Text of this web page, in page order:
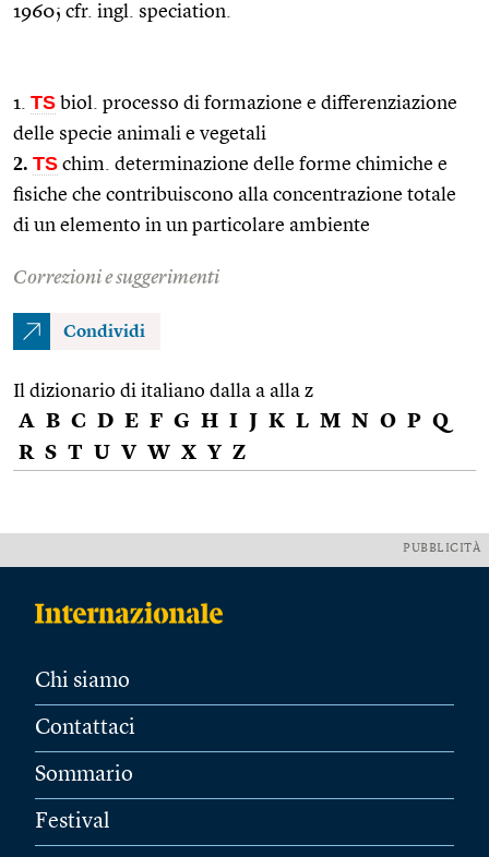
1960; cfr. ingl. speciation.
1. TS biol. processo di formazione e differenziazione
delle specie animali e vegetali
2. TS chim. determinazione delle forme chimiche e
fisiche che contribuiscono alla concentrazione totale
di un elemento in un particolare ambiente
Correzioni e suggerimenti
Condividi
Il dizionario di italiano dalla a alla z
A B C D E F G H I J K L M N O P Q
R S T U V W X Y Z
PUBBLICITÀ
Chi siamo
Contattaci
Sommario
Festival